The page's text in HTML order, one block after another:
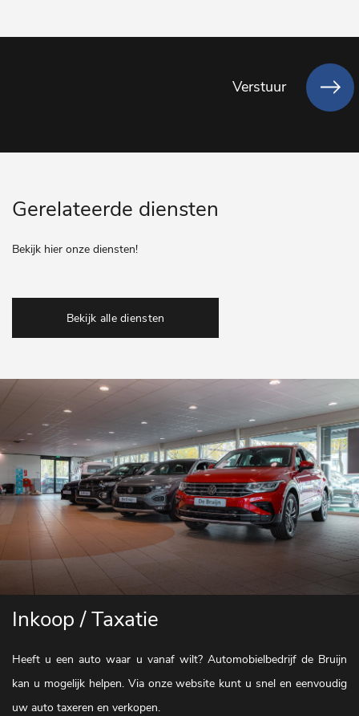
Verstuur
Gerelateerde diensten
Bekijk hier onze diensten!
Bekijk alle diensten
Inkoop / Taxatie
Heeft u een auto waar u vanaf wilt? Automobielbedrijf de Bruijn
kan u mogelijk helpen. Via onze website kunt u snel en eenvoudig
uw auto taxeren en verkopen.